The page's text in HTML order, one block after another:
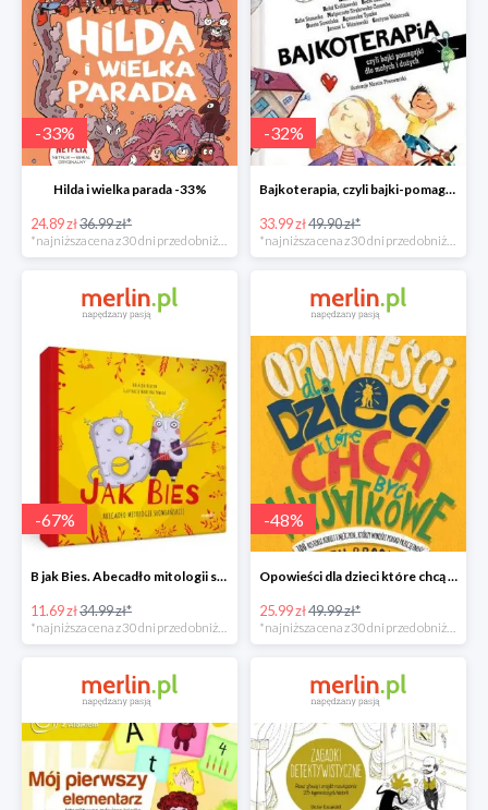
-33%
Hilda i wielka parada -33%
24.89 zł36.99 zł*
*najniższa cena z 30 dni przed obniżką
-32%
Bajkoterapia, czyli bajki-pomagajki dla małych i dużych -32%
33.99 zł49.90 zł*
*najniższa cena z 30 dni przed obniżką
-67%
B jak Bies. Abecadło mitologii słowiańskiej. ABC mitów świata -67%
11.69 zł34.99 zł*
-48%
Opowieści dla dzieci które chcą być wyjątkowe -49%
25.99 zł49.99 zł*